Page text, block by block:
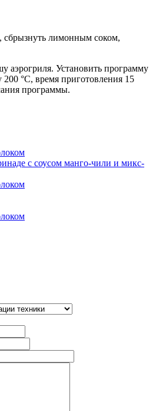
сбрызнуть лимонным соком,
аэрогриля. Установить программу
°С, время приготовления 15
программы.
с соусом манго-чили и микс-